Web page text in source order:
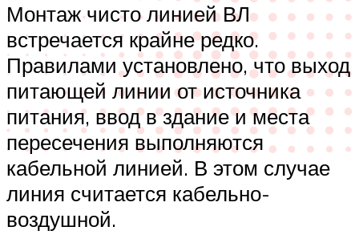
Монтаж чисто линией ВЛ
встречается крайне редко.
Правилами установлено, что выход
питающей линии от источника
питания, ввод в здание и места
пересечения выполняются
кабельной линией. В этом случае
линия считается кабельно-
воздушной.